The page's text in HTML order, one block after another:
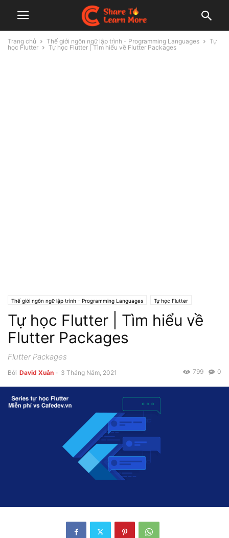
Trang chủ Thế giới ngôn ngữ lập trình - Programming Languages
Tự
học Flutter
Tự học Flutter | Tìm hiểu về Flutter Packages
Thế giới ngôn ngữ lập trình - Programming Languages Tự học Flutter
Tự học Flutter | Tìm hiểu về
Flutter Packages
Flutter Packages
Bởi David Xuân - 3 Tháng Năm, 2021 0
799